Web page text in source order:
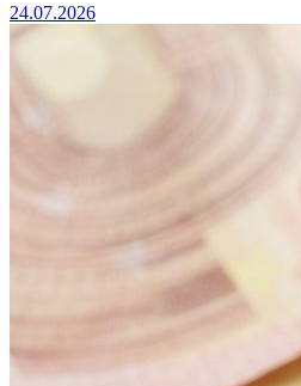
24.07.2026